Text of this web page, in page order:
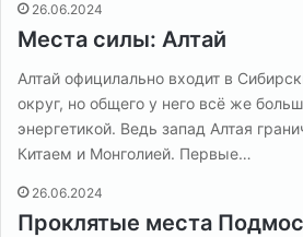
26.06.2024
Места силы: Алтай
Алтай официлально входит в
округ, но общего у него всё же
энергетикой. Ведь запад Алтая
Китаем и Монголией. Первые…
26.06.2024
Проклятые места